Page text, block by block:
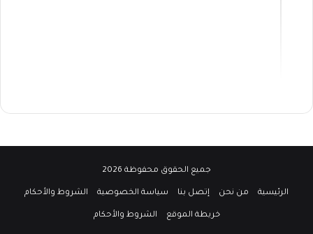
جميع الحقوق محفوظة 2026
الرئيسية من نحن إتصل بنا سياسة الخصوصية الشروط والأحكام
خريطة الموقع الشروط والأحكام